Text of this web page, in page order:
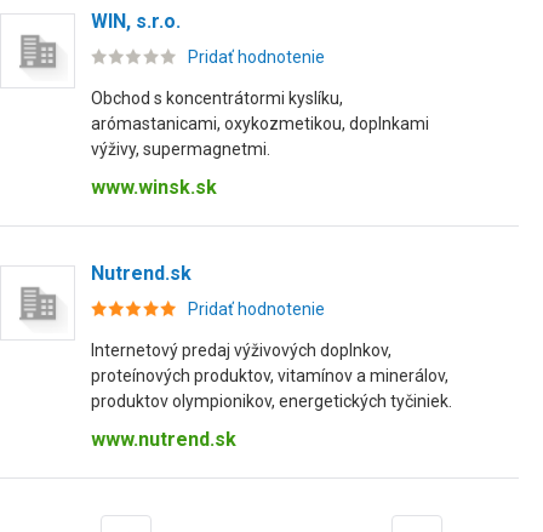
WIN, s.r.o.
Pridať hodnotenie
Obchod s koncentrátormi kyslíku,
arómastanicami, oxykozmetikou, doplnkami
výživy, supermagnetmi.
www.winsk.sk
Nutrend.sk
Pridať hodnotenie
Internetový predaj výživových doplnkov,
proteínových produktov, vitamínov a minerálov,
produktov olympionikov, energetických tyčiniek.
www.nutrend.sk